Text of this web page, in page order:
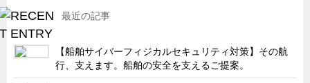
こんなとき、どう言うの?
４コマ漫画 のんきなのんちゃん
タキゲンinfo.
最近の記事
【船舶サイバーフィジカルセキュリティ対策】その航
行、支えます。船舶の安全を支えるご提案。